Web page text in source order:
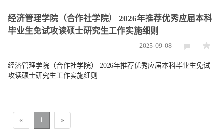
经济管理学院（合作社学院） 2026年推荐优秀应届本科
毕业生免试攻读硕士研究生工作实施细则
2025-09-08
经济管理学院（合作社学院） 2026年推荐优秀应届本科毕业生免试
攻读硕士研究生工作实施细则
« 1 »